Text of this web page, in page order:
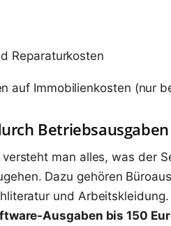
Reparaturkosten
auf Immobilienkosten (nur
man alles, was der
Dazu gehören
und
Ausgaben bis 150